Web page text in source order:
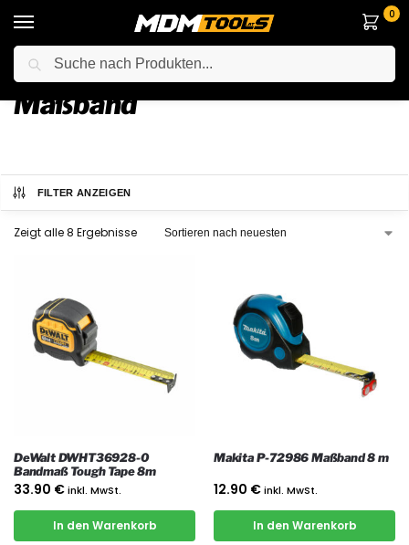
0
Startseite / Messgeräte & Laser / Maßband
Maßband
FILTER ANZEIGEN
Zeigt alle 8 Ergebnisse
DeWalt DWHT36928-0
Bandmaß Tough Tape 8m
33.90 €inkl. MwSt.
In den Warenkorb
Makita P-72986 Maßband 8 m
12.90 €inkl. MwSt.
In den Warenkorb